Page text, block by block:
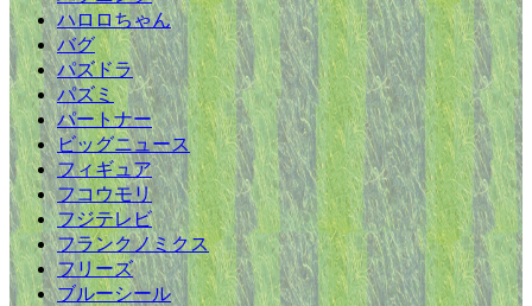
ハロロちゃん
バグ
パズドラ
パズミ
パートナー
ビッグニュース
フィギュア
フコウモリ
フジテレビ
フランクノミクス
フリーズ
ブルーシール